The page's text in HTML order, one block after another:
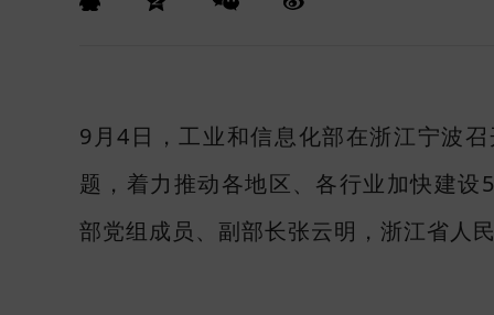
9月4日，工业和信息化部在浙江宁波
题，着力推动各地区、各行业加快建
部党组成员、副部长张云明，浙江省人